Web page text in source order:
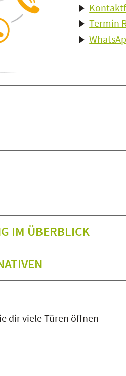
Termin
IM ÜBERBLICK
dir viele Türen öffnen